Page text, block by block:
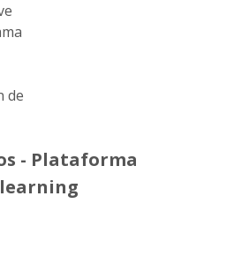
de
- Plataforma
learning